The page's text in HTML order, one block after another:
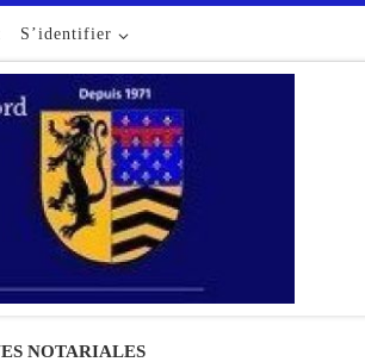
S’identifier
NOTARIALES